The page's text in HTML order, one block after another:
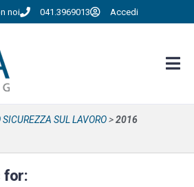
noi 041.3969013 Accedi
SICUREZZA SUL LAVORO>2016
for: